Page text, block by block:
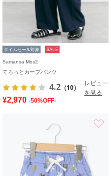
タイムセール対象 SALE
Samansa Mos2
てろっとカーブパンツ
4.2 （10）
レビュー
を見る
¥2,970 -50%OFF-